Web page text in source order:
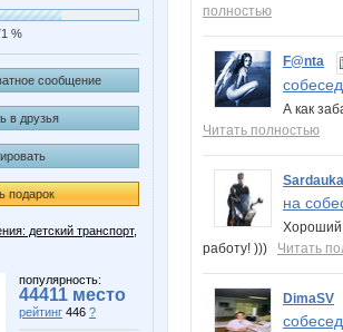
%
сообщение
в друзья
подарок
детский транспорт,
популярность:
44411 место
рейтинг 446 ?
полностью
F@nta
А как
Читать полностью
на
Хороший
работу! ))) Читать
DimaSV